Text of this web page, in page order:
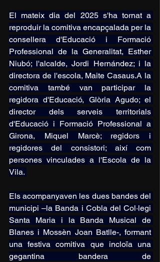
El mateix dia del 2025 s'ha tornat a
reproduir la comitiva encapçalada per la
consellera d'Educació i Formació
Professional de la Generalitat, Esther
Niubó; l'alcalde, Jordi Hernández; i la
directora de l'escola, Maite Casaus.A la
comitiva també van participar la
regidora d'Educació, Glòria Agudo; el
director dels serveis territorials
d'Educació i Formació Professional a
Girona, Miquel Marcè; regidors i
regidores del consistori; així com
persones vinculades a l'Escola de la
Vila.
Els acompanyaven les dues bandes del
municipi –la Banda i Cobla del Col·legi
Santa Maria i la Banda Musical de
Blanes i Mossèn Joan Batlle-, formant
una festiva comitiva que incloïa una
gegantina bandera de